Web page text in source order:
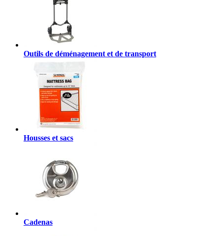
Outils de déménagement et de transport
Housses et sacs
Cadenas